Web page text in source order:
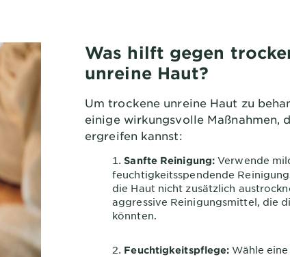
Was hilft gegen
unreine Haut?
Um trockene unreine Haut zu
einige wirkungsvolle Maßnahmen,
ergreifen kannst:
Sanfte Reinigung: Verwende
feuchtigkeitsspendende
die Haut nicht zusätzlich
aggressive Reinigungsmittel, die
könnten.
Feuchtigkeitspflege: Wähle eine